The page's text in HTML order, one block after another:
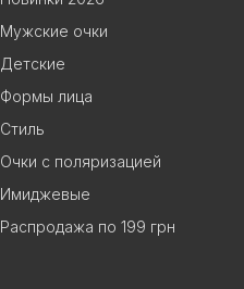
Мужские очки
Детские
Формы лица
Стиль
Очки с поляризацией
Имиджевые
Распродажа по 199 грн